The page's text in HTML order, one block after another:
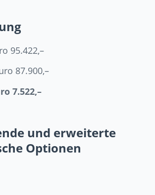
95.422,–
87.900,–
7.522,–
und erweiterte
Optionen